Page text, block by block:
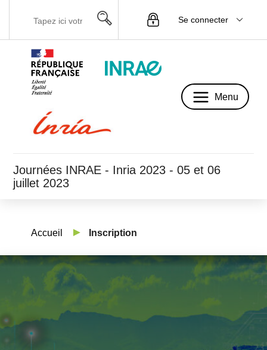
Se connecter
Menu
Journées INRAE - Inria 2023 - 05 et 06
juillet 2023
Accueil Inscription